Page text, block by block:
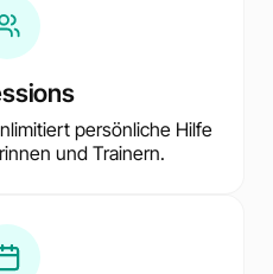
persönliche Hilfe
und Trainern.